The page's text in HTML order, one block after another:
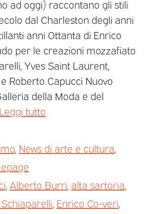
ad oggi) raccontano gli stili
dal Charleston degli anni
anni Ottanta di Enrico
per le creazioni mozzafiato
Yves Saint Laurent,
Roberto Capucci Nuovo
della Moda e del
Leggi tutto
, News di arte e cultura,
, Alberto Burri, alta sartoria,
, Enrico Co-veri,